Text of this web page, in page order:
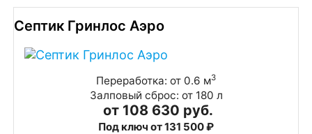
Септик Гринлос Аэро
Переработка: от 0.6 м3
Залповый сброс: от 180 л
от 108 630 руб.
Под ключ от 131 500 ₽